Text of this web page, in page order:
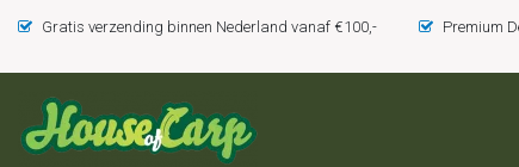
Gratis verzending binnen Nederland vanaf €100,- Premium